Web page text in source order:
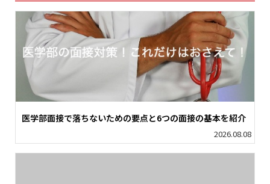
医学部面接で落ちないための要点と6つの面接の基本を紹介
2026.08.08